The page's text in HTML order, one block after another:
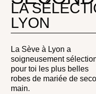
LA
LYON
La Sève à Lyon a
soigneusement
pour toi les plus belles
robes de mariée de
main.